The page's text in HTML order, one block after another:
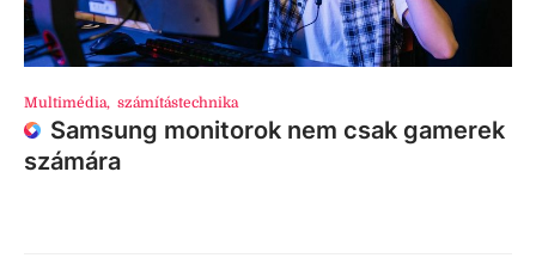
Multimédia, számítástechnika
Samsung monitorok nem csak gamerek
számára